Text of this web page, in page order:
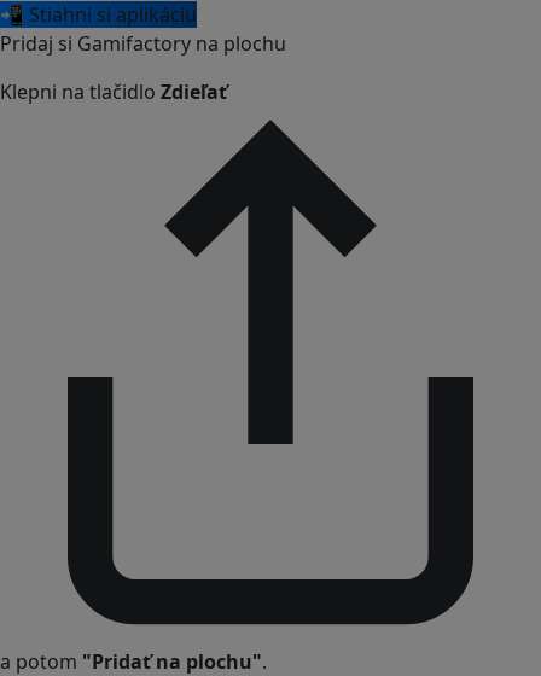
📲 Stiahni si aplikáciu
Pridaj si Gamifactory na plochu
Klepni na tlačidlo Zdieľať
a potom "Pridať na plochu".